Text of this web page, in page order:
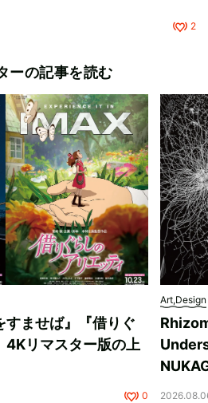
2
ーの記事を読む
すませば』『借りぐ
4Kリマスター版の上
0
Art,Design